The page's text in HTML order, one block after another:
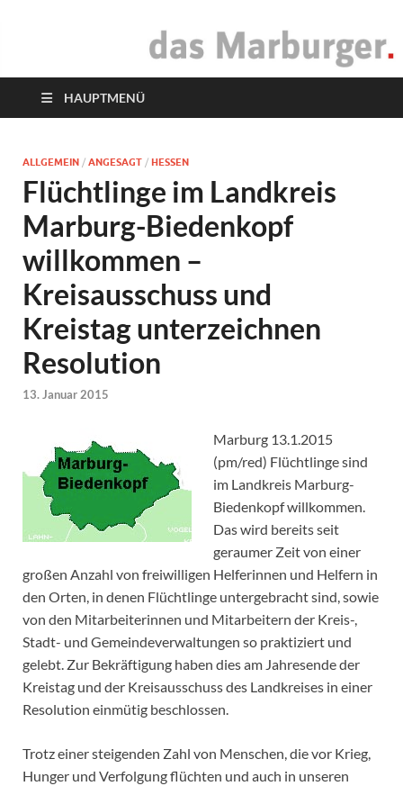
das Marburger.
HAUPTMENÜ
ALLGEMEIN / ANGESAGT / HESSEN
Flüchtlinge im Landkreis
Marburg-Biedenkopf
willkommen –
Kreisausschuss und
Kreistag unterzeichnen
Resolution
13. Januar 2015
Marburg 13.1.2015
(pm/red) Flüchtlinge sind
im Landkreis Marburg-
Biedenkopf willkommen.
Das wird bereits seit
geraumer Zeit von einer
großen Anzahl von freiwilligen Helferinnen und Helfern in
den Orten, in denen Flüchtlinge untergebracht sind, sowie
von den Mitarbeiterinnen und Mitarbeitern der Kreis-,
Stadt- und Gemeindeverwaltungen so praktiziert und
gelebt. Zur Bekräftigung haben dies am Jahresende der
Kreistag und der Kreisausschuss des Landkreises in einer
Resolution einmütig beschlossen.
Trotz einer steigenden Zahl von Menschen, die vor Krieg,
Hunger und Verfolgung flüchten und auch in unseren